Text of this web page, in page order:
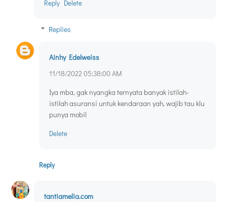
Reply Delete
Replies
Ainhy Edelweiss
11/18/2022 05:38:00 AM
Iya mba, gak nyangka ternyata banyak istilah-
istilah asuransi untuk kendaraan yah, wajib tau klu
punya mobil
Delete
Reply
tantiamelia.com